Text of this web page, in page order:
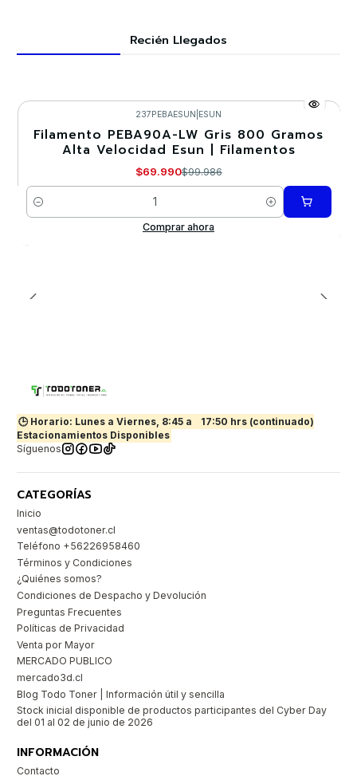
Recién Llegados
-30%
237PEBAESUN ESUN
Filamento PEBA90A-LW Gris 800 Gramos
Alta Velocidad Esun | Filamentos
$69.990$99.986
Cantidad
Comprar ahora
🕒 Horario: Lunes a Viernes, 8:45 a
17:50 hrs (continuado)
Estacionamientos Disponibles
Síguenos
CATEGORÍAS
Inicio
ventas@todotoner.cl
Teléfono +56226958460
Términos y Condiciones
¿Quiénes somos?
Condiciones de Despacho y Devolución
Preguntas Frecuentes
Políticas de Privacidad
Venta por Mayor
MERCADO PUBLICO
mercado3d.cl
Blog Todo Toner | Información útil y sencilla
Stock inicial disponible de productos participantes del Cyber Day
del 01 al 02 de junio de 2026
INFORMACIÓN
Contacto